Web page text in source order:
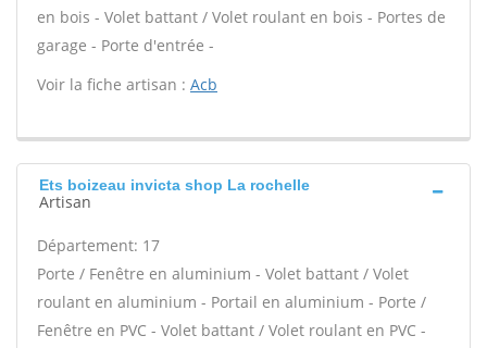
en bois - Volet battant / Volet roulant en bois - Portes de
garage - Porte d'entrée -
Voir la fiche artisan : Acb
Ets boizeau invicta shop La rochelle
Artisan
Département: 17
Porte / Fenêtre en aluminium - Volet battant / Volet
roulant en aluminium - Portail en aluminium - Porte /
Fenêtre en PVC - Volet battant / Volet roulant en PVC -